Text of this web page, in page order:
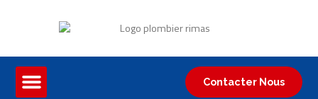
Contacter Nous